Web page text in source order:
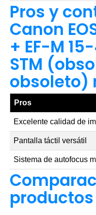
Pros y
Canon
+ EF-M
STM
obsoleto)
Pros
Excelente calidad de
Pantalla táctil versátil
Sistema de autofocus